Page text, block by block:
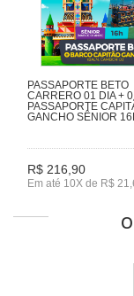
PASSAPORTE BETO
CARRERO 01 DIA +
PASSAPORTE
GANCHO SÊNIOR
R$ 216,90
Em até 10X de R$